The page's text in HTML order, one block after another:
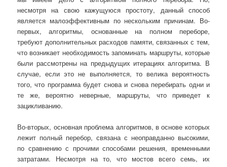
несмотря на свою кажущуюся простоту, данный способ
является малоэффективным по нескольким причинам. Во-
первых, алгоритмы, основанные на полном переборе,
требуют дополнительных расходов памяти, связанных с тем,
что возникает необходимость запоминать маршруты, которые
были рассмотрены на предыдущих итерациях алгоритма. В
случае, если это не выполняется, то велика вероятность
того, что программа будет снова и снова перебирать одни и
те же, вероятно неверные, маршруты, что приведет к
зацикливанию.
Во-вторых, основная проблема алгоритмов, в основе которых
лежит полный перебор, связана с неоправданно высокими,
по сравнению с прочими способами решения, временными
затратами. Несмотря на то, что мостов всего семь, их